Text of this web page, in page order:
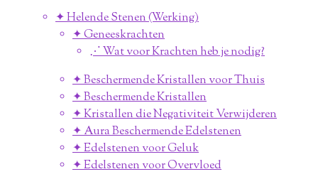
✦ Helende Stenen (Werking)
✦ Geneeskrachten
⋰ Wat voor Krachten heb je nodig?
✦ Beschermende Kristallen voor Thuis
✦ Beschermende Kristallen
✦ Kristallen die Negativiteit Verwijderen
✦ Aura Beschermende Edelstenen
✦ Edelstenen voor Geluk
✦ Edelstenen voor Overvloed